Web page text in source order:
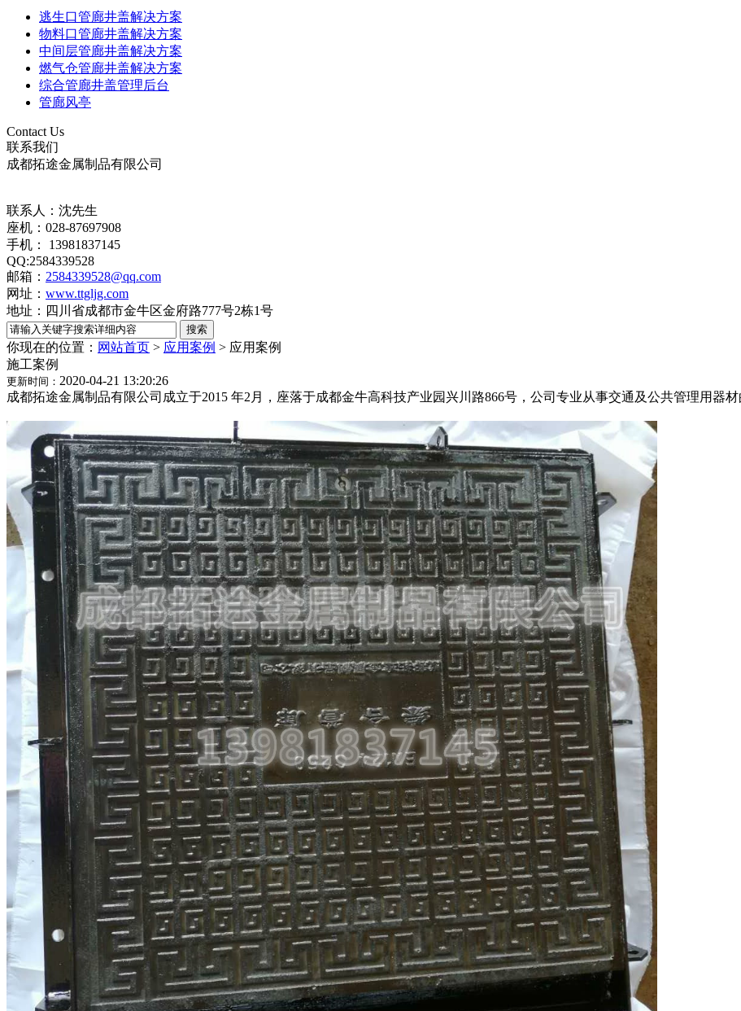
逃生口管廊井盖解决方案
物料口管廊井盖解决方案
中间层管廊井盖解决方案
燃气仓管廊井盖解决方案
综合管廊井盖管理后台
管廊风亭
Contact Us
联系我们
成都拓途金属制品有限公司
联系人：沈先生
座机：028-87697908
手机： 13981837145
QQ:2584339528
邮箱： 2584339528@qq.com
网址： www.ttgljg.com
地址：四川省成都市金牛区金府路777号2栋1号
你现在的位置： 网站首页 > 应用案例 > 应用案例
施工案例
更新时间： 2020-04-21 13:20:26
成都拓途金属制品有限公司成立于2015 年2月，座落于成都金牛高科技产业园兴川路866号，公司专业从事交通及公共管理用器